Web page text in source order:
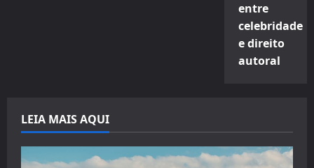
entre
celebridade
e direito
autoral
LEIA MAIS AQUI